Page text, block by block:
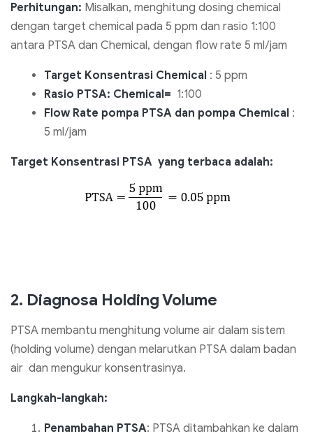
Perhitungan: Misalkan, menghitung dosing chemical
dengan target chemical pada 5 ppm dan rasio 1:100
antara PTSA dan Chemical, dengan flow rate 5 ml/jam
Target Konsentrasi Chemical : 5 ppm
Rasio PTSA: Chemical= 1:100
Flow Rate pompa PTSA dan pompa Chemical :
5 ml/jam
Target Konsentrasi PTSA yang terbaca adalah:
2. Diagnosa Holding Volume
PTSA membantu menghitung volume air dalam sistem
(holding volume) dengan melarutkan PTSA dalam badan
air dan mengukur konsentrasinya.
Langkah-langkah:
Penambahan PTSA: PTSA ditambahkan ke dalam